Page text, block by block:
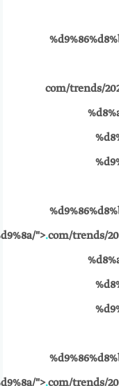
com/trends/
">.com/trends/
">.com/trends/